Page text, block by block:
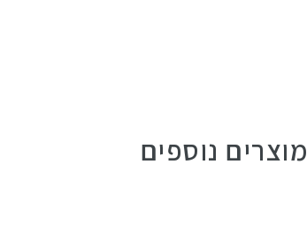
מוצרים נוספים